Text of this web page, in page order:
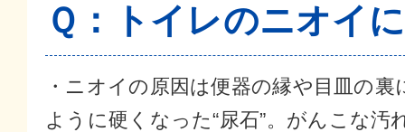
Ｑ：トイレのニオイ
・ニオイの原因は便器の縁や目皿の裏
ように硬くなった“尿石”。がんこな汚